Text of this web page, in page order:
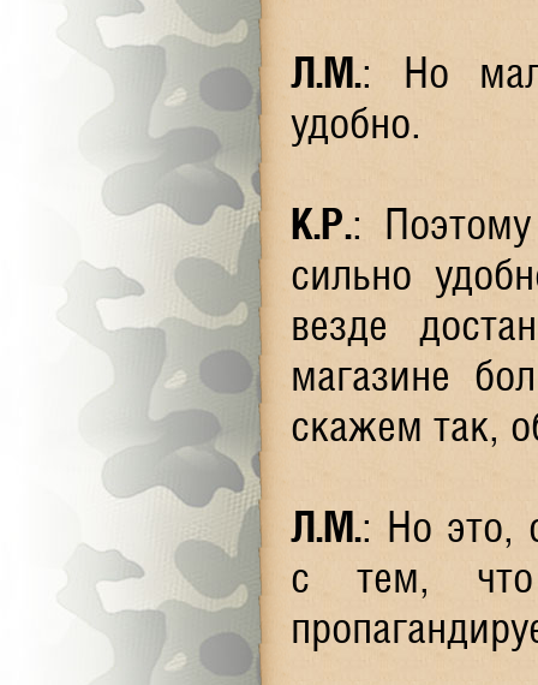
Л.М.: Но
удобно.
К.Р.:
сильно
везде
магазине
скажем так,
Л.М.: Но это,
с тем, что